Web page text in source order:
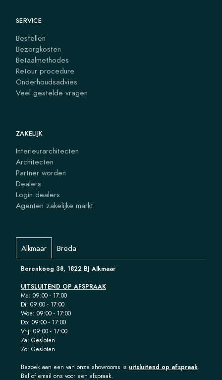
SERVICE
Bestellen
Bezorgkosten
Betaalmethodes
Retour procedure
Onderhoudsadvies
Veel gestelde vragen
ZAKELIJK
Interieurarchitecten
Architecten
Partner worden
Dealers
Login dealers
Agenten zakelijke markt
Alkmaar Breda
Berenkoog 38, 1822 BJ Alkmaar
UITSLUITEND OP AFSPRAAK
Ma: 09:00 - 17:00
Di: 09:00 - 17:00
Woe: 09:00 - 17:00
Do: 09:00 - 17:00
Vrij: 09:00 - 17:00
Za: Gesloten
Zo: Gesloten
Bezoek aan een van onze showrooms is uitsluitend op afspraak.
Bel of email ons voor een afspraak.